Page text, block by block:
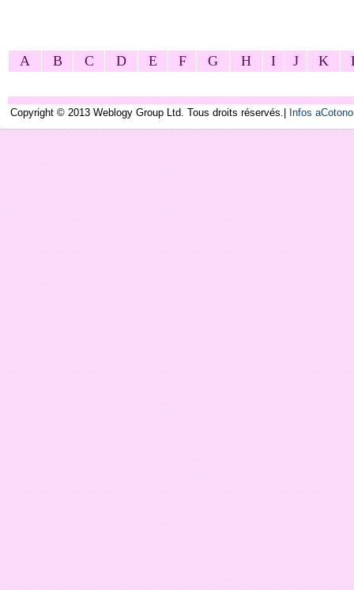
A B C D E F G H I J K
Copyright © 2013 Weblogy Group Ltd. Tous droits réservés.| Infos